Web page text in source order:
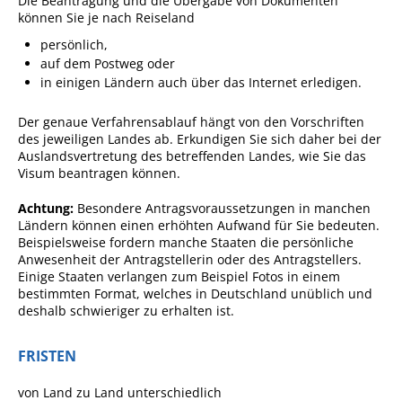
Lebenslagen
Leistungen - Service BW
Formulare
Wissenswertes/Service
Mängelmeldung online
Winterdienst
können Sie je nach Reiseland
persönlich,
auf dem Postweg oder
in einigen Ländern auch über das Internet erledigen.
Der genaue Verfahrensablauf hängt von den Vorschriften
des jeweiligen Landes ab. Erkundigen Sie sich daher bei der
Auslandsvertretung des betreffenden Landes, wie Sie das
Visum beantragen können.
Achtung: Besondere Antragsvoraussetzungen in manchen
Ländern können einen erhöhten Aufwand für Sie bedeuten.
Beispielsweise fordern manche Staaten die persönliche
Anwesenheit der Antragstellerin oder des Antragstellers.
Einige Staaten verlangen zum Beispiel Fotos in einem
bestimmten Format, welches in Deutschland unüblich und
deshalb schwieriger zu erhalten ist.
FRISTEN
von Land zu Land unterschiedlich